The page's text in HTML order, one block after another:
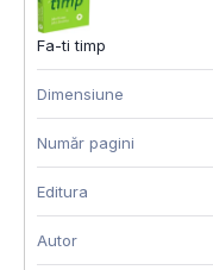
Fa-ti timp
Dimensiune
Număr pagini
Editura
Autor